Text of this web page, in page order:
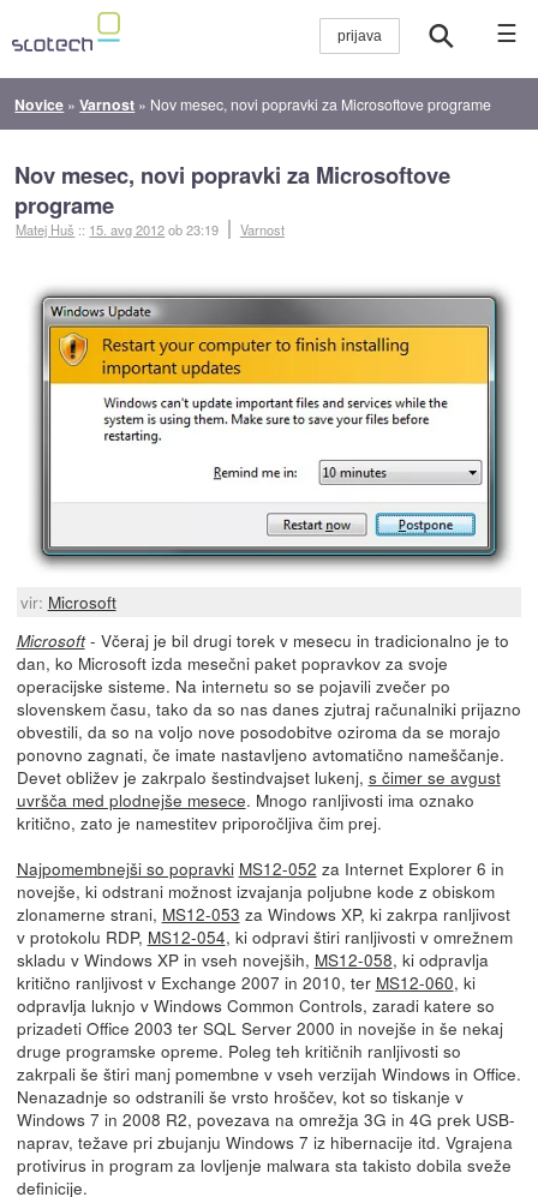
☰
Novice »Varnost » Nov mesec, novi popravki za Microsoftove programe
Nov mesec, novi popravki za Microsoftove
programe
Matej Huš :: 15. avg 2012ob 23:19 Varnost
vir: Microsoft
Microsoft- Včeraj je bil drugi torek v mesecu in tradicionalno je to
dan, ko Microsoft izda mesečni paket popravkov za svoje
operacijske sisteme. Na internetu so se pojavili zvečer po
slovenskem času, tako da so nas danes zjutraj računalniki prijazno
obvestili, da so na voljo nove posodobitve oziroma da se morajo
ponovno zagnati, če imate nastavljeno avtomatično nameščanje.
Devet obližev je zakrpalo šestindvajset lukenj, s čimer se avgust
uvršča med plodnejše mesece. Mnogo ranljivosti ima oznako
kritično, zato je namestitev priporočljiva čim prej.
Najpomembnejši so popravki MS12-052 za Internet Explorer 6 in
novejše, ki odstrani možnost izvajanja poljubne kode z obiskom
zlonamerne strani, MS12-053 za Windows XP, ki zakrpa ranljivost
v protokolu RDP, MS12-054, ki odpravi štiri ranljivosti v omrežnem
skladu v Windows XP in vseh novejših, MS12-058, ki odpravlja
kritično ranljivost v Exchange 2007 in 2010, ter MS12-060, ki
odpravlja luknjo v Windows Common Controls, zaradi katere so
prizadeti Office 2003 ter SQL Server 2000 in novejše in še nekaj
druge programske opreme. Poleg teh kritičnih ranljivosti so
zakrpali še štiri manj pomembne v vseh verzijah Windows in Office.
Nenazadnje so odstranili še vrsto hroščev, kot so tiskanje v
Windows 7 in 2008 R2, povezava na omrežja 3G in 4G prek USB-
naprav, težave pri zbujanju Windows 7 iz hibernacije itd. Vgrajena
protivirus in program za lovljenje malwara sta takisto dobila sveže
definicije.